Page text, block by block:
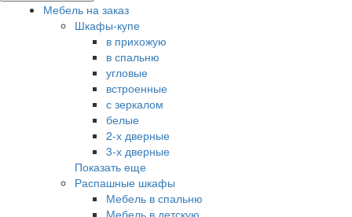
Мебель на заказ
Шкафы-купе
в прихожую
в спальню
угловые
встроенные
с зеркалом
белые
2-х дверные
3-х дверные
Показать еще
Распашные шкафы
Мебель в спальню
Мебель в детскую